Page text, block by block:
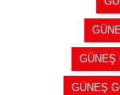
GÜNEŞ
GÜNEŞ